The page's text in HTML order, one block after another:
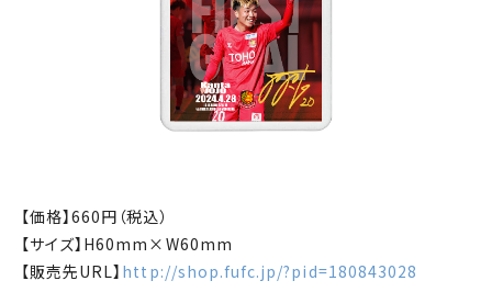
【価格】660円（税込）
【サイズ】 H60mm×W60mm
【販売先URL】 http://shop.fufc.jp/?pid=180843028